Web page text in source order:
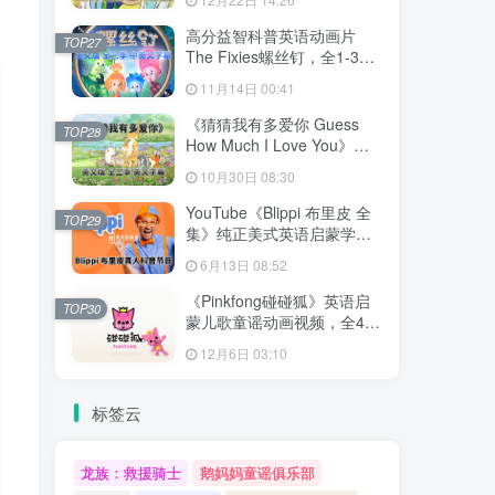
文字幕，百度网盘下载！
高分益智科普英语动画片
The Fixies螺丝钉，全1-3季
视频带中英文字幕，百度网
盘下载！
11月14日 00:41
TOP27
《猜猜我有多爱你 Guess
How Much I Love You》英
语动画片，全3季共78集，
1080P高清视频带英文字
幕，百度网盘下载！
10月30日 08:30
TOP28
YouTube《Blippi 布里皮 全
集》纯正美式英语启蒙学习
英语视频，全1008集，
1080P高清视频带英文字
幕，百度网盘下载！
6月13日 08:52
TOP29
《Pinkfong碰碰狐》英语启
蒙儿歌童谣动画视频，全41
系列共584集，1080P高清视
频带中英文字幕，百度网盘
12月6日 03:10
TOP30
标签云
龙族：救援骑士
鹅妈妈童谣俱乐部